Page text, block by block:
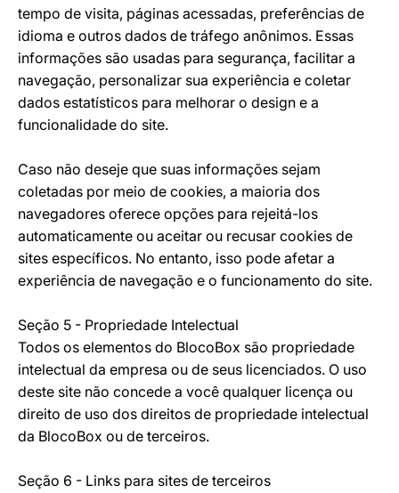
tempo de visita, páginas acessadas, preferências de
idioma e outros dados de tráfego anônimos. Essas
informações são usadas para segurança, facilitar a
navegação, personalizar sua experiência e coletar
dados estatísticos para melhorar o design e a
funcionalidade do site.
Caso não deseje que suas informações sejam
coletadas por meio de cookies, a maioria dos
navegadores oferece opções para rejeitá-los
automaticamente ou aceitar ou recusar cookies de
sites específicos. No entanto, isso pode afetar a
experiência de navegação e o funcionamento do site.
Seção 5 - Propriedade Intelectual
Todos os elementos do BlocoBox são propriedade
intelectual da empresa ou de seus licenciados. O uso
deste site não concede a você qualquer licença ou
direito de uso dos direitos de propriedade intelectual
da BlocoBox ou de terceiros.
Seção 6 - Links para sites de terceiros